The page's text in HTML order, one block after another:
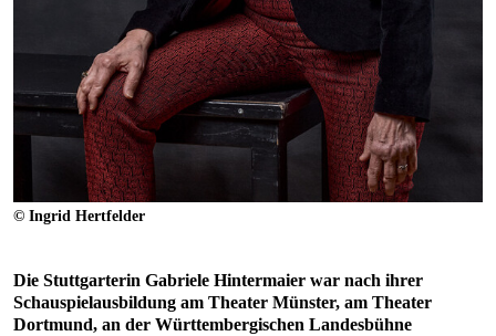
© Ingrid Hertfelder
Die Stuttgarterin Gabriele Hintermaier war nach ihrer
Schauspielausbildung am Theater Münster, am Theater
Dortmund, an der Württembergischen Landesbühne